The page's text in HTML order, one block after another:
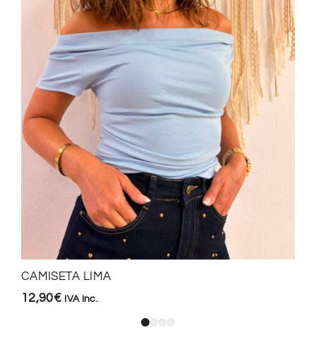
CAMISETA LIMA
12,90€ IVA Inc.